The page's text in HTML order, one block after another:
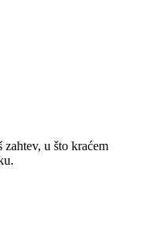
u što kraćem